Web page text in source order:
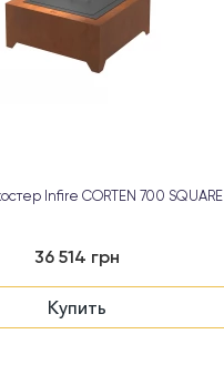
Infire CORTEN 700 SQUARE
36 514 грн
Купить